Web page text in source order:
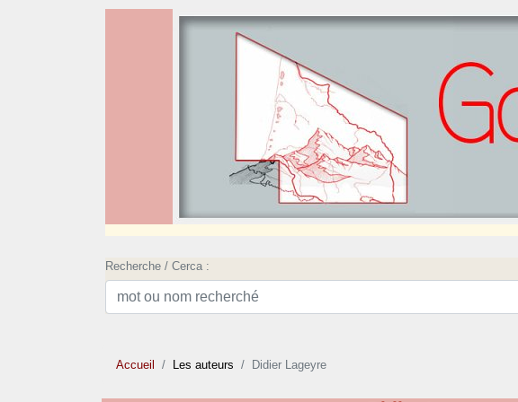
Recherche / Cerca :
Accueil Les auteurs Didier Lageyre